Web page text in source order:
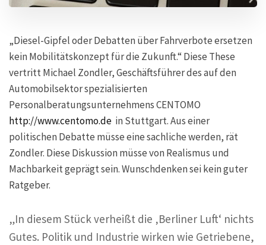
„Diesel-Gipfel oder Debatten über Fahrverbote ersetzen
kein Mobilitätskonzept für die Zukunft.“ Diese These
vertritt Michael Zondler, Geschäftsführer des auf den
Automobilsektor spezialisierten
Personalberatungsunternehmens CENTOMO
http://www.centomo.de in Stuttgart. Aus einer
politischen Debatte müsse eine sachliche werden, rät
Zondler. Diese Diskussion müsse von Realismus und
Machbarkeit geprägt sein. Wunschdenken sei kein guter
Ratgeber.
„In diesem Stück verheißt die ‚Berliner Luft‘ nichts
Gutes. Politik und Industrie wirken wie Getriebene,